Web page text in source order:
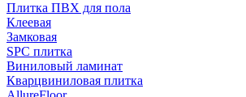
Плитка ПВХ для пола
Клеевая
Замковая
SPC плитка
Виниловый ламинат
Кварцвиниловая плитка